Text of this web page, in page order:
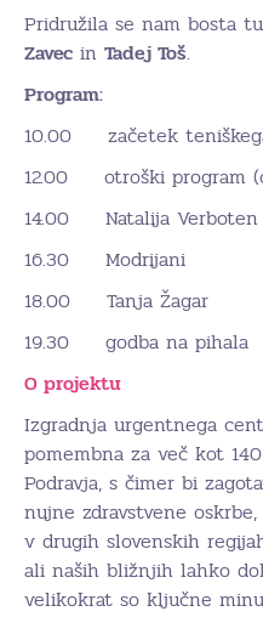
Pridružila se nam bosta
Zavec in Tadej Toš.
Program:
10.00 začetek
12.00 otroški program
14.00 Natalija Verboten
16.30 Modrijani
18.00 Tanja Žagar
19.30 godba na pihala
O projektu
Izgradnja urgentnega
pomembna za več kot
Podravja, s čimer bi
nujne zdravstvene
v drugih slovenskih
ali naših bližnjih lahko
velikokrat so ključne